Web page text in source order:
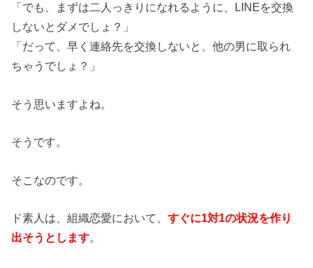
「でも、まずは二人っきりになれるように、LINEを交換
しないとダメでしょ？」
「だって、早く連絡先を交換しないと、他の男に取られ
ちゃうでしょ？」
そう思いますよね。
そうです。
そこなのです。
ド素人は、組織恋愛において、すぐに1対1の状況を作り
出そうとします。